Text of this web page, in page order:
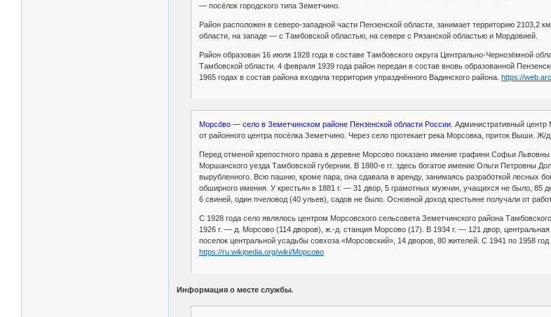
— посёлок городского типа Земетчино.
Район расположен в северо-западной части Пензенской области, занимает территорию
области, на западе — с Тамбовской областью, на севере с Рязанской областью и Мордовией.
Район образован 16 июля 1928 года в составе Тамбовского округа Центрально-Чернозёмной
Тамбовской области. 4 февраля 1939 года район передан в состав вновь образованной
1965 годах в состав района входила территория упразднённого Вадинского района. https://
Морсо́во — село в Земетчинском районе Пензенской области России. Административный центр
от районного центра посёлка Земетчино. Через село протекает река Морсовка, приток Выши.
Перед отменой крепостного права в деревне Морсово показано имение графини Софьи
Моршанского уезда Тамбовской губернии. В 1880-е гг. здесь богатое имение Ольги Петровны
вырубленного. Всю пашню, кроме пара, она сдавала в аренду, занимаясь разработкой лесных
обширного имения. У крестьян в 1881 г. — 31 двор, 5 грамотных мужчин, учащихся не было, 85
6 свиней, один пчеловод (40 ульев), садов не было. Основной доход крестьяне получали от
С 1928 года село являлось центром Морсовского сельсовета Земетчинского района
1926 г. — д. Морсово (114 дворов), ж.-д. станция Морсово (17). В 1934 г. — 121 двор,
поселок центральной усадьбы совхоза «Морсовский», 14 дворов, 80 жителей. С 1941 по 1958
https://ru.wikipedia.org/wiki/Морсово
Информация о месте службы.